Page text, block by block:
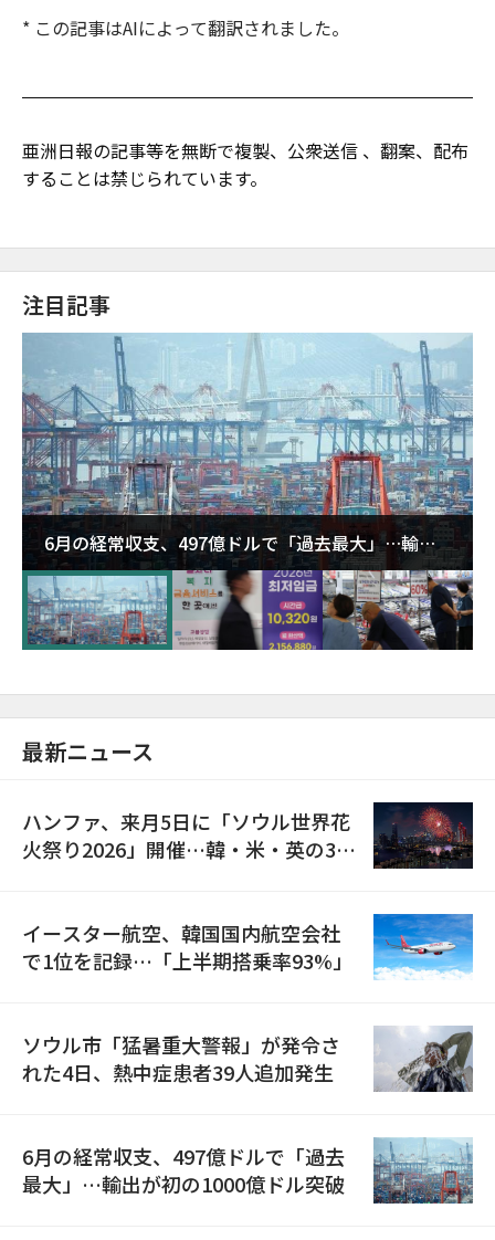
* この記事はAIによって翻訳されました。
亜洲日報の記事等を無断で複製、公衆送信 、翻案、配布
することは禁じられています。
注目記事
6月の経常収支、497億ドルで「過去最大」…輸出
が初の1000億ドル突破
最新ニュース
ハンファ、来月5日に「ソウル世界花
火祭り2026」開催…韓・米・英の3カ
イースター航空、韓国国内航空会社
で1位を記録…「上半期搭乗率93%」
ソウル市「猛暑重大警報」が発令さ
れた4日、熱中症患者39人追加発生
6月の経常収支、497億ドルで「過去
最大」…輸出が初の1000億ドル突破